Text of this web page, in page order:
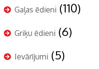
Gaļas ēdieni (110)
Griķu ēdieni (6)
Ievārījumi (5)